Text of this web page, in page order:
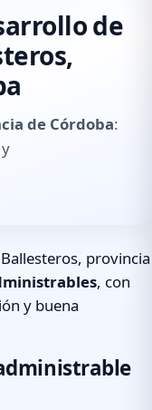
de
de Córdoba:
provincia
, con
y buena